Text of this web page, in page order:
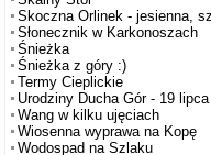
Skoczna Orlinek - jesienna,
Słonecznik w Karkonoszach
Śnieżka
Śnieżka z góry :)
Termy Cieplickie
Urodziny Ducha Gór - 19
Wang w kilku ujęciach
Wiosenna wyprawa na Kopę
Wodospad na Szlaku